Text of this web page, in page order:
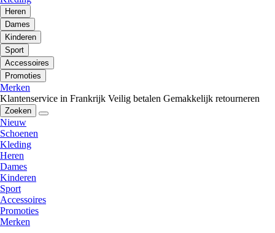
Heren
Dames
Kinderen
Sport
Accessoires
Promoties
Merken
Klantenservice in Frankrijk Veilig betalen Gemakkelijk retourneren
Zoeken
Nieuw
Schoenen
Kleding
Heren
Dames
Kinderen
Sport
Accessoires
Promoties
Merken